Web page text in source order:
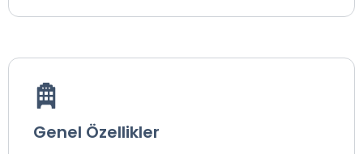
Genel Özellikler